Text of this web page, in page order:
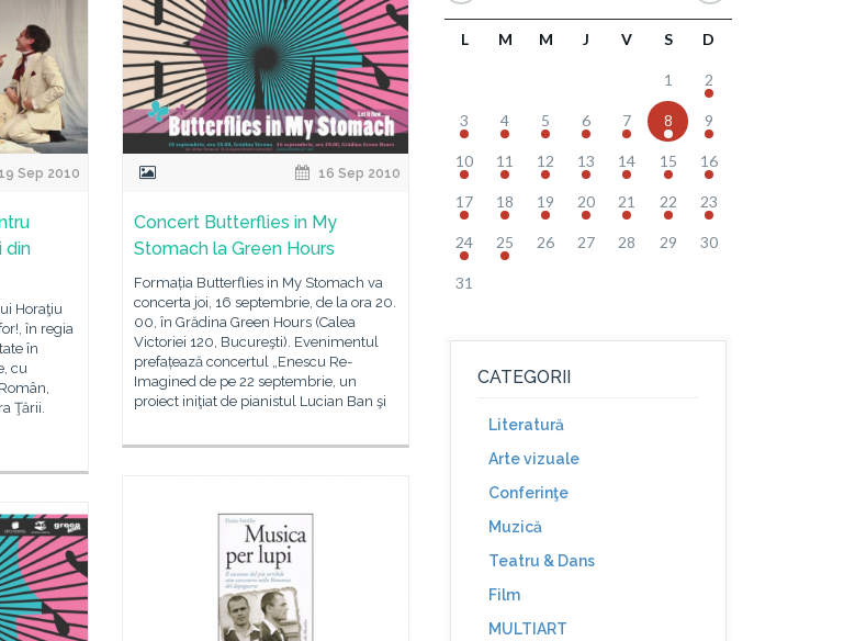
Sep 2010
din
Horaţiu
în regia
în
cu
Ţării.
16 Sep 2010
Concert Butterflies in My
Stomach la Green Hours
Formația Butterflies in My Stomach va
concerta joi, 16 septembrie, de la ora 20.
00, în Grădina Green Hours (Calea
Victoriei 120, Bucureşti). Evenimentul
prefațează concertul „Enescu Re-
Imagined de pe 22 septembrie, un
proiect iniţiat de pianistul Lucian Ban şi
L M M J V S D
1 2
3 4 5 6 7 8 9
10 11 12 13 14 15 16
17 18 19 20 21 22 23
24 25 26 27 28 29 30
31
CATEGORII
Literatură
Arte vizuale
Conferinţe
Muzică
Teatru & Dans
Film
MULTIART